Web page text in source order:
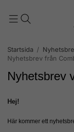
Startsida /
Nyhetsbrev från
Nyhetsbrev
Hej!
Här kommer ett